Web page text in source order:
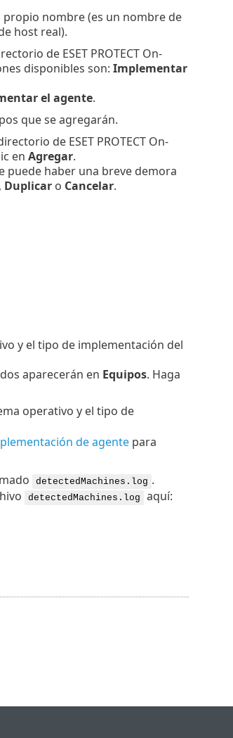
nombre (es un nombre de
host real).
de ESET PROTECT On-
disponibles son: Implementar
el agente.
que se agregarán.
de ESET PROTECT On-
en Agregar.
puede haber una breve demora
Duplicaro Cancelar.
y el tipo de implementación del
aparecerán en Equipos. Haga
operativo y el tipo de
de agentepara
detectedMachines.log .
detectedMachines.log aquí: